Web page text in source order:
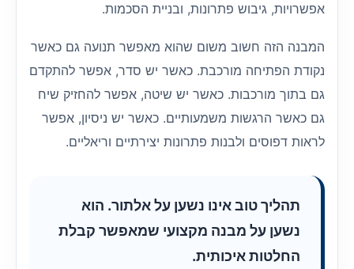
אפשרויות, גיבוש פתרונות, ובניית הסכמות.
המבנה הזה חשוב משום שהוא מאפשר תנועה גם כאשר
נקודת הפתיחה מורכבת. כאשר יש סדר, אפשר להתקדם
גם בתוך מורכבות. כאשר יש שיטה, אפשר להחזיק שיח
גם כאשר הרגשות משמעותיים. כאשר יש ניסיון, אפשר
לראות דפוסים ולבנות פתרונות יצירתיים וריאליים.
תהליך טוב אינו נשען על אלתור. הוא
נשען על מבנה מקצועי שמאפשר קבלת
החלטות איכותית.